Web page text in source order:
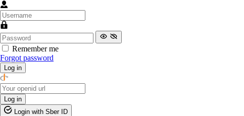
Remember me
Forgot password
Log in
Log in
Login with Sber ID